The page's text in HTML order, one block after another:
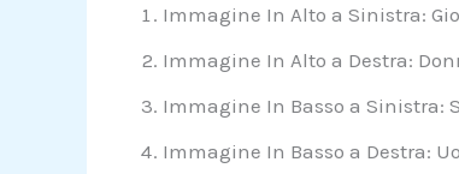
Immagine In Alto a Sinistra:
Immagine In Alto a Destra:
Immagine In Basso a Sinistra:
Immagine In Basso a Destra: